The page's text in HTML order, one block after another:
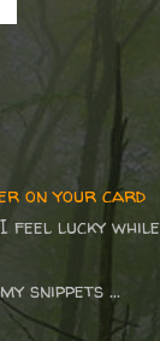
on your card
feel lucky
snippets ...